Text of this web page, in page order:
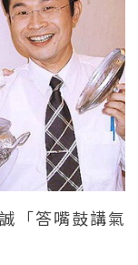
「答嘴鼓講氣